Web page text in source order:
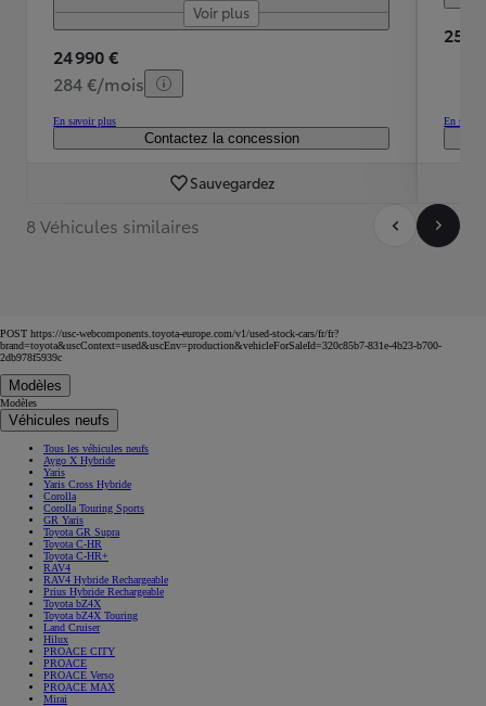
Voir plus
24 990 €
284 €/mois
En savoir plus
Contactez la concession
Sauvegardez
25
En
8 Véhicules similaires
POST https://usc-webcomponents.toyota-europe.com/v1/used-stock-cars/fr/fr?
brand=toyota&uscContext=used&uscEnv=production&vehicleForSaleId=320c85b7-831e-4b23-b700-
2db978f5939c
Modèles
Modèles
Véhicules neufs
Tous les véhicules neufs
Aygo X Hybride
Yaris
Yaris Cross Hybride
Corolla
Corolla Touring Sports
GR Yaris
Toyota GR Supra
Toyota C-HR
Toyota C-HR+
RAV4
RAV4 Hybride Rechargeable
Prius Hybride Rechargeable
Toyota bZ4X
Toyota bZ4X Touring
Land Cruiser
Hilux
PROACE CITY
PROACE
PROACE Verso
PROACE MAX
Mirai